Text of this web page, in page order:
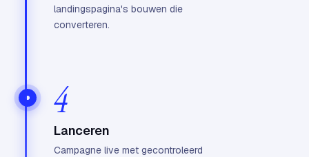
landingspagina's bouwen die
converteren.
4
Lanceren
Campagne live met gecontroleerd